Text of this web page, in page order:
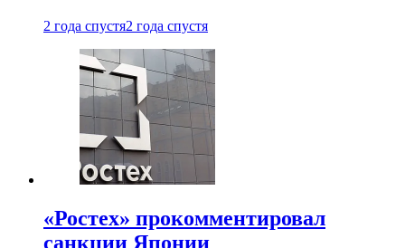
2 года спустя2 года спустя
«Ростех» прокомментировал
санкции Японии